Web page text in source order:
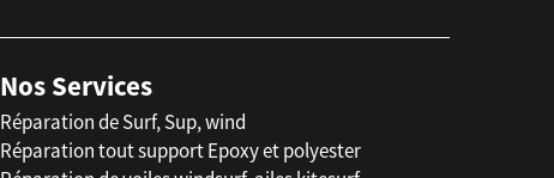
Nos Services
Réparation de Surf, Sup, wind
Réparation tout support Epoxy et polyester